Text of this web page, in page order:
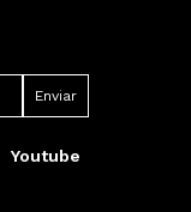
Youtube